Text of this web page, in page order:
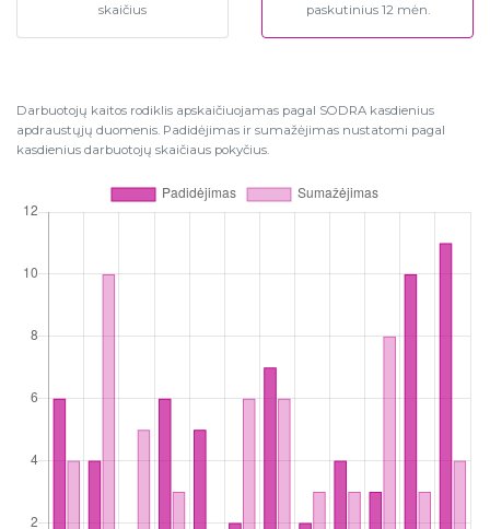
skaičius
paskutinius 12 mėn.
Darbuotojų kaitos rodiklis apskaičiuojamas pagal SODRA kasdienius
apdraustųjų duomenis. Padidėjimas ir sumažėjimas nustatomi pagal
kasdienius darbuotojų skaičiaus pokyčius.